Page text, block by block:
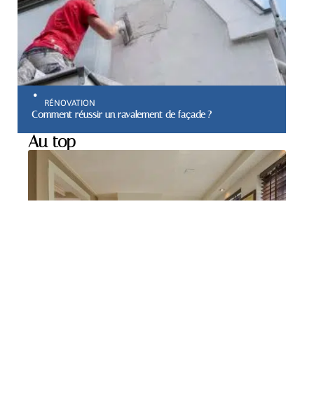
RÉNOVATION
Comment réussir un ravalement de façade ?
Au top